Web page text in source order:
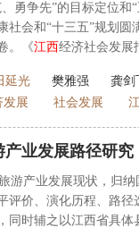
勇争先”的目标定位
社会和“十三五”规划
。《江西经济社会发展
延光 樊雅强
龚剑
发展 社会发展
产业发展路径研究
游产业发展现状，归
评价、演化历程、路
同时辅之以江西省具